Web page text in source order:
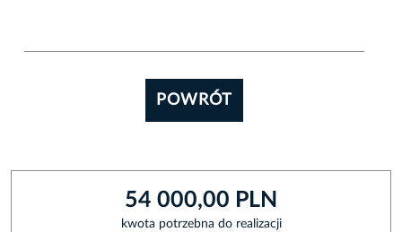
POWRÓT
54 000,00 PLN
kwota potrzebna do realizacji